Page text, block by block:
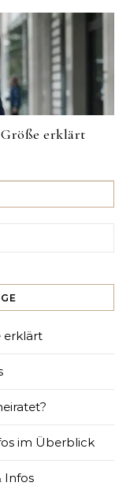
erklärt
erklärt
im Überblick
Infos